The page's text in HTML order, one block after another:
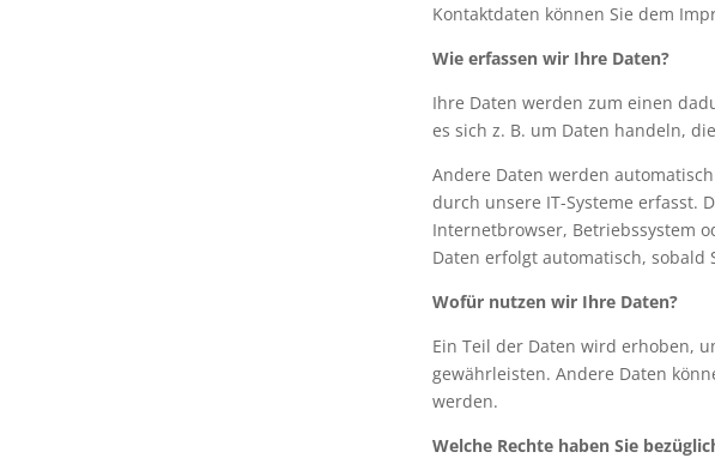
Kontaktdaten können Sie dem
Wie erfassen wir Ihre Daten?
Ihre Daten werden zum einen
es sich z. B. um Daten handeln,
Andere Daten werden
durch unsere IT-Systeme erfasst.
Internetbrowser, Betriebssystem
Daten erfolgt automatisch, sobald
Wofür nutzen wir Ihre Daten?
Ein Teil der Daten wird erhoben,
gewährleisten. Andere Daten
werden.
Welche Rechte haben Sie